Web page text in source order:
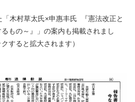
「木村草太氏×申惠丰氏 『憲法改正と
もの～』」の案内も掲載されまし
すると拡大されます）